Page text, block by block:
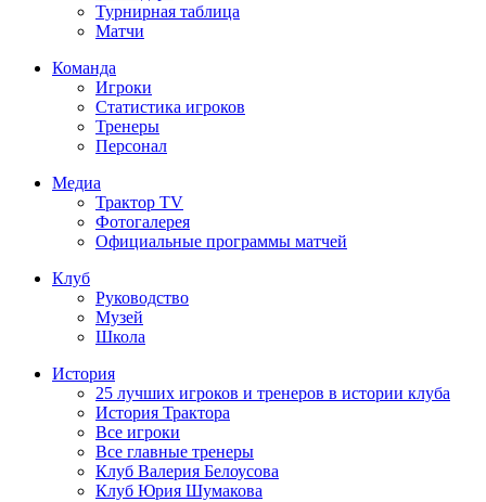
Турнирная таблица
Матчи
Команда
Игроки
Статистика игроков
Тренеры
Персонал
Медиа
Трактор TV
Фотогалерея
Официальные программы матчей
Клуб
Руководство
Музей
Школа
История
25 лучших игроков и тренеров в истории клуба
История Трактора
Все игроки
Все главные тренеры
Клуб Валерия Белоусова
Клуб Юрия Шумакова